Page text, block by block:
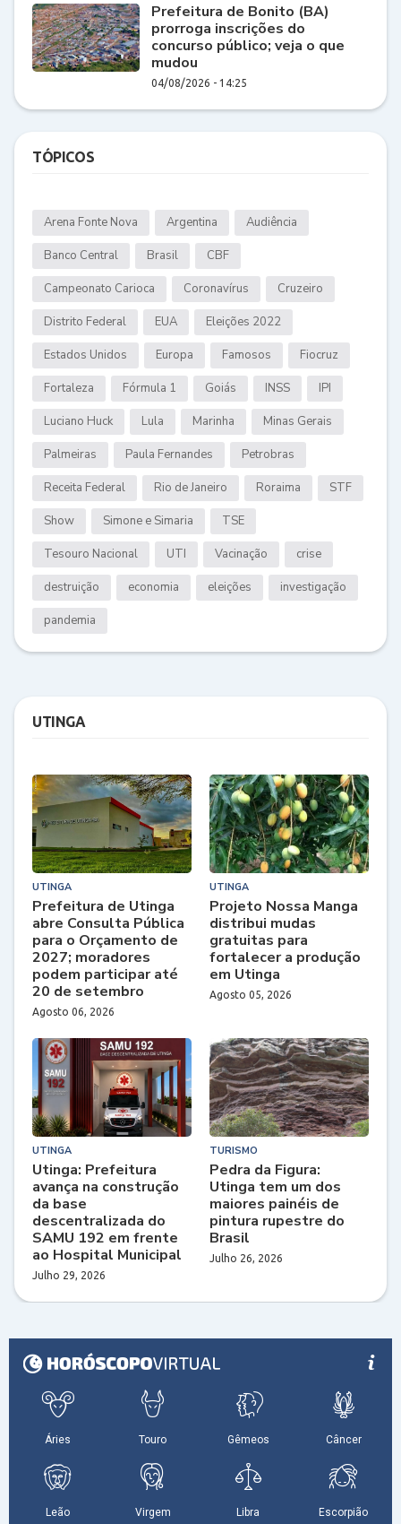
Prefeitura de Bonito (BA)
prorroga inscrições do
concurso público; veja o que
mudou
04/08/2026 - 14:25
TÓPICOS
Arena Fonte Nova Argentina Audiência
Banco Central Brasil CBF
Campeonato Carioca Coronavírus Cruzeiro
Distrito Federal EUA Eleições 2022
Estados Unidos Europa Famosos Fiocruz
Fortaleza Fórmula 1 Goiás INSS IPI
Luciano Huck Lula Marinha Minas Gerais
Palmeiras Paula Fernandes Petrobras
Receita Federal Rio de Janeiro Roraima STF
Show Simone e Simaria TSE
Tesouro Nacional UTI Vacinação crise
destruição economia eleições investigação
pandemia
UTINGA
UTINGA
Prefeitura de Utinga
abre Consulta Pública
para o Orçamento de
2027; moradores
podem participar até
20 de setembro
Agosto 06, 2026
UTINGA
Projeto Nossa Manga
distribui mudas
gratuitas para
fortalecer a produção
em Utinga
Agosto 05, 2026
UTINGA
Utinga: Prefeitura
avança na construção
da base
descentralizada do
SAMU 192 em frente
ao Hospital Municipal
Julho 29, 2026
TURISMO
Pedra da Figura:
Utinga tem um dos
maiores painéis de
pintura rupestre do
Brasil
Julho 26, 2026